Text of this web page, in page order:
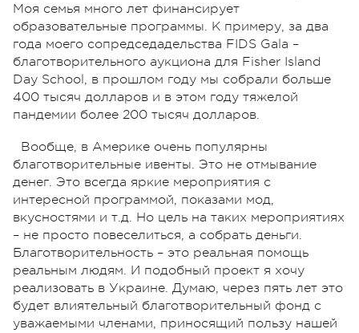
Моя семья много лет финансирует
образовательные программы. К примеру, за два
года моего сопредседадельства FIDS Gala –
благотворительного аукциона для Fisher Island
Day School, в прошлом году мы собрали больше
400 тысяч долларов и в этом году тяжелой
пандемии более 200 тысяч долларов.
Вообще, в Америке очень популярны
благотворительные ивенты. Это не отмывание
денег. Это всегда яркие мероприятия с
интересной программой, показами мод,
вкусностями и т.д. Но цель на таких мероприятиях
– не просто повеселиться, а собрать деньги.
Благотворительность – это реальная помощь
реальным людям. И подобный проект я хочу
реализовать в Украине. Думаю, через пять лет это
будет влиятельный благотворительный фонд с
уважаемыми членами, приносящий пользу нашей